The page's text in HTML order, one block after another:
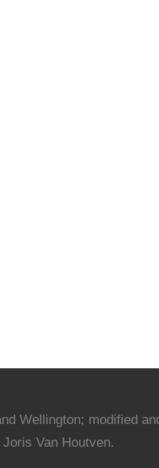
Wellington; modified
Joris Van Houtven.